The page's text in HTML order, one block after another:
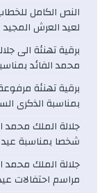
لعيد العرش المجيد
برقية تهنئة الى
محمد الفائد
برقية تهنئة
بمناسبة الذكرى
شخصا بمناسبة
جلالة الملك
مراسم احتفالات